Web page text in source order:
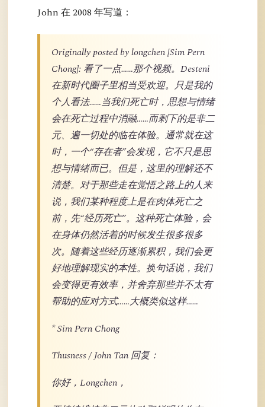
John 在 2008 年写道：
Originally posted by longchen [Sim Pern
Chong]: 看了一点……那个视频。Desteni
在新时代圈子里相当受欢迎。只是我的
个人看法……当我们死亡时，思想与情绪
会在死亡过程中消融……而剩下的是非二
元、遍一切处的临在体验。通常就在这
时，一个“存在者”会发现，它不只是思
想与情绪而已。但是，这里的理解还不
清楚。对于那些走在觉悟之路上的人来
说，我们某种程度上是在肉体死亡之
前，先“经历死亡”。这种死亡体验，会
在身体仍然活着的时候发生很多很多
次。随着这些经历逐渐累积，我们会更
好地理解现实的本性。换句话说，我们
会变得更有效率，并舍弃那些并不太有
帮助的应对方式……大概类似这样……
* Sim Pern Chong
Thusness / John Tan 回复：
你好，Longchen，